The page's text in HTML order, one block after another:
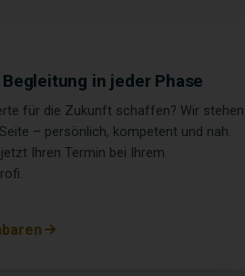
in jeder Phase
für die Zukunft schaffen? Wir stehen
– persönlich, kompetent und nah.
Ihren Termin bei Ihrem